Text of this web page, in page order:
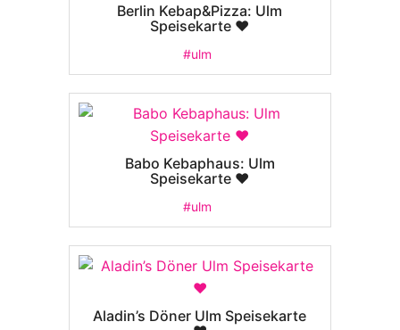
Berlin Kebap&Pizza: Ulm
Speisekarte ❤️
#ulm
Babo Kebaphaus: Ulm
Speisekarte ❤️
#ulm
Aladin’s Döner Ulm Speisekarte